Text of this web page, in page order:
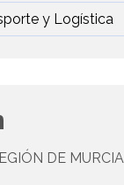
y Logística
DE MURCIA